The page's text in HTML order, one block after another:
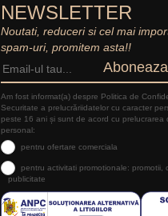
NEWSLETTER
Noutati, reduceri si cel mai
spam-uri, promitem asta!!
Am fost informat(a) despre Politica de
Securitate a prelucrăriidatelor cu caracter
peste 16 ani și sunt de acord cu prelucrarea
personal:
pentru ofertare comerciala
pentru activitati promotionale: promotii,
publicitate